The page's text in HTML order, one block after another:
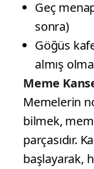
Geç
sonra)
Göğüs
almış
Meme
Memelerin
bilmek,
parçasıdır.
başlayarak,